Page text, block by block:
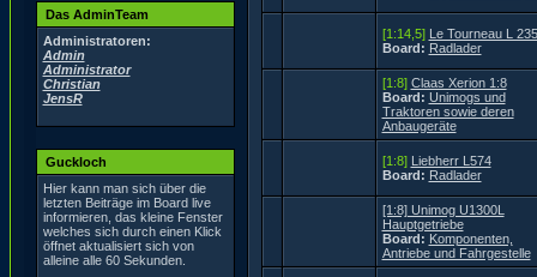
Das AdminTeam
Administratoren:
Admin
Administrator
Christian
JensR
Guckloch
Hier kann man sich über die
letzten Beiträge im Board live
informieren, das kleine Fenster
welches sich durch einen Klick
öffnet aktualisiert sich von
alleine alle 60 Sekunden.
[1:14,5] Le Tourneau L
Board: Radlader
[1:8] Claas Xerion 1:8
Board: Unimogs und
Traktoren sowie deren
Anbaugeräte
[1:8] Liebherr L574
Board: Radlader
[1:8] Unimog U1300L
Hauptgetriebe
Board: Komponenten,
Antriebe und Fahrgestelle